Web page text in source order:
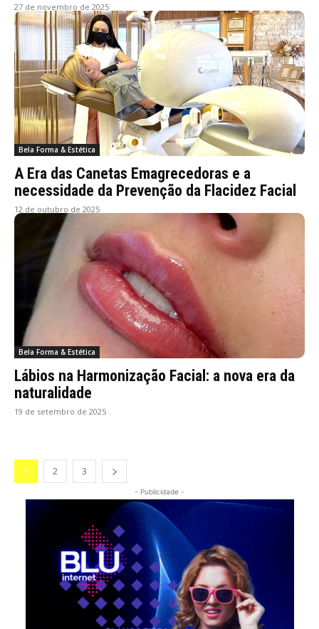
27 de novembro de 2025
Bela Forma & Estética
A Era das Canetas Emagrecedoras e a
necessidade da Prevenção da Flacidez Facial
12 de outubro de 2025
Bela Forma & Estética
Lábios na Harmonização Facial: a nova era da
naturalidade
19 de setembro de 2025
1 2 3
- Publicidade -